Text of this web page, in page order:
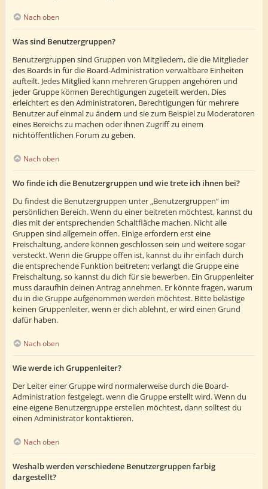
Nach oben
Was sind Benutzergruppen?
Benutzergruppen sind Gruppen von Mitgliedern, die die Mitglieder
des Boards in für die Board-Administration verwaltbare Einheiten
aufteilt. Jedes Mitglied kann mehreren Gruppen angehören und
jeder Gruppe können Berechtigungen zugeteilt werden. Dies
erleichtert es den Administratoren, Berechtigungen für mehrere
Benutzer auf einmal zu ändern und sie zum Beispiel zu Moderatoren
eines Bereichs zu machen oder ihnen Zugriff zu einem
nichtöffentlichen Forum zu geben.
Nach oben
Wo finde ich die Benutzergruppen und wie trete ich ihnen bei?
Du findest die Benutzergruppen unter „Benutzergruppen“ im
persönlichen Bereich. Wenn du einer beitreten möchtest, kannst du
dies mit der entsprechenden Schaltfläche machen. Nicht alle
Gruppen sind allgemein offen. Einige erfordern erst eine
Freischaltung, andere können geschlossen sein und weitere sogar
versteckt. Wenn die Gruppe offen ist, kannst du ihr einfach durch
die entsprechende Funktion beitreten; verlangt die Gruppe eine
Freischaltung, so kannst du dich für sie bewerben. Ein Gruppenleiter
muss daraufhin deinen Antrag annehmen. Er könnte fragen, warum
du in die Gruppe aufgenommen werden möchtest. Bitte belästige
keinen Gruppenleiter, wenn er dich ablehnt, er wird einen Grund
dafür haben.
Nach oben
Wie werde ich Gruppenleiter?
Der Leiter einer Gruppe wird normalerweise durch die Board-
Administration festgelegt, wenn die Gruppe erstellt wird. Wenn du
eine eigene Benutzergruppe erstellen möchtest, dann solltest du
einen Administrator kontaktieren.
Nach oben
Weshalb werden verschiedene Benutzergruppen farbig
dargestellt?